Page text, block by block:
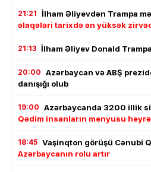
21:21 İlham Əliyevdən Trampa
əlaqələri tarixdə ən yüksək
21:13 İlham Əliyev Donald
20:00 Azərbaycan və ABŞ
danışığı olub
19:00 Azərbaycanda 3200 illik
Qədim insanların menyusu
18:45 Vaşinqton görüşü Cənubi
Azərbaycanın rolu artır